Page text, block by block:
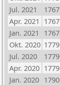
Jul. 2021
1767
Apr. 2021 1767
Jan. 2021
1767
Okt. 2020 1779
Jul. 2020
1779
Apr. 2020 1779
Jan. 2020 1790